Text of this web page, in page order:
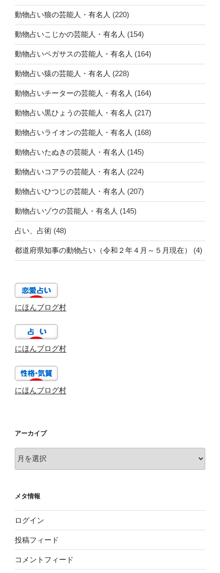
動物占い狼の芸能人・有名人 (220)
動物占いこじかの芸能人・有名人 (154)
動物占いペガサスの芸能人・有名人 (164)
動物占い猿の芸能人・有名人 (228)
動物占いチーターの芸能人・有名人 (164)
動物占い黒ひょうの芸能人・有名人 (217)
動物占いライオンの芸能人・有名人 (168)
動物占いたぬきの芸能人・有名人 (145)
動物占いコアラの芸能人・有名人 (224)
動物占いひつじの芸能人・有名人 (207)
動物占いゾウの芸能人・有名人 (145)
占い、占術 (48)
都道府県知事の動物占い（令和２年４月～５月現在） (4)
にほんブログ村
にほんブログ村
にほんブログ村
アーカイブ
ー
ブ
メタ情報
ログイン
投稿フィード
コメントフィード